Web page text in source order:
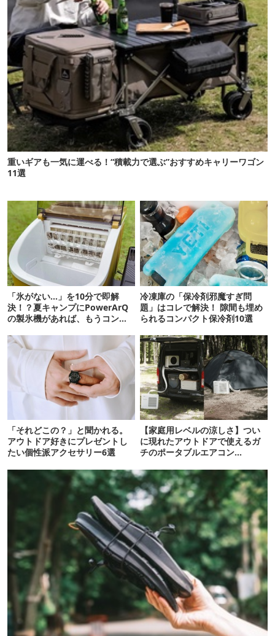
重いギアも一気に運べる！“積載力で選ぶ”おすすめキャリーワゴン
11選
「氷がない…」を10分で即解
決！？夏キャンプにPowerArQ
の製氷機があれば、もうコンビ
冷凍庫の「保冷剤邪魔すぎ問
題」はコレで解決！ 隙間も埋め
られるコンパクト保冷剤10選
「それどこの？」と聞かれる。
アウトドア好きにプレゼントし
たい個性派アクセサリー6選
【家庭用レベルの涼しさ】つい
に現れたアウトドアで使えるガ
チのポータブルエアコン